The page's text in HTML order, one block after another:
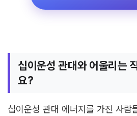
십이운성 관대와 어울리는
요?
십이운성 관대 에너지를 가진 사람